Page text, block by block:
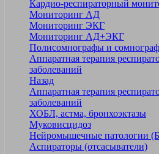
Кардио-респираторный
Мониторинг АД
Мониторинг ЭКГ
Мониторинг АД+ЭКГ
Полисомнографы и
Аппаратная терапия
заболеваний
Назад
Аппаратная терапия
заболеваний
ХОБЛ, астма, бронхоэктазы
Муковисцидоз
Нейромышечные патологии
Аспираторы (отсасыватели)